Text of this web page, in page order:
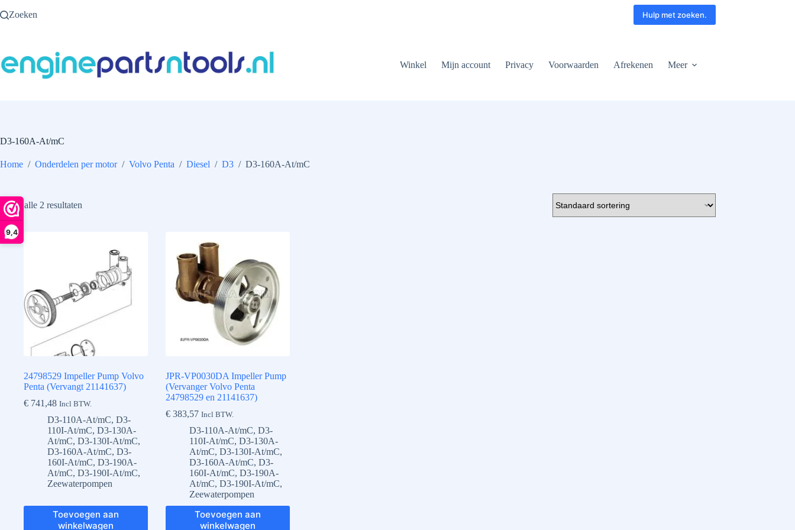
9,4
naarZoeken Hulp met zoeken.
Winkel Mijn account Privacy Voorwaarden Afrekenen Meer
D3-160A-At/mC
Home / Onderdelen per motor / Volvo Penta / Diesel / D3 / D3-160A-At/mC
Toont alle 2 resultaten
24798529 Impeller Pump Volvo
Penta (Vervangt 21141637)
€ 741,48 Incl BTW.
D3-110A-At/mC, D3-
110I-At/mC, D3-130A-
At/mC, D3-130I-At/mC,
D3-160A-At/mC, D3-
160I-At/mC, D3-190A-
At/mC, D3-190I-At/mC,
Zeewaterpompen
Toevoegen aan
winkelwagen
JPR-VP0030DA Impeller Pump
(Vervanger Volvo Penta
24798529 en 21141637)
€383,57 Incl BTW.
D3-110A-At/mC, D3-
110I-At/mC, D3-130A-
At/mC, D3-130I-At/mC,
D3-160A-At/mC, D3-
160I-At/mC, D3-190A-
At/mC, D3-190I-At/mC,
Zeewaterpompen
Toevoegen aan
winkelwagen